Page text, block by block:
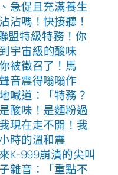
急促且充滿養生
沾嗎！快接聽！
盟特級特務！你
宇宙級的酸味
被徵召了！馬
音震得嗡嗡作
喊道：「特務？
酸味！是麵粉過
現在走不開！我
時的溫和震
K-999崩潰的尖叫
雜音：「重點不